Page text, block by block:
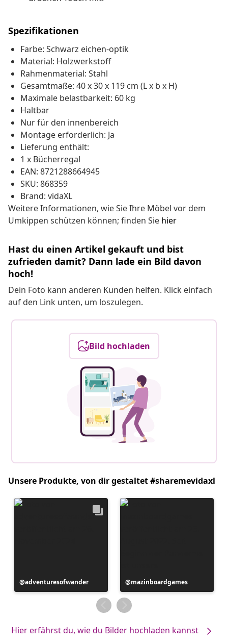
Spezifikationen
Farbe: Schwarz eichen-optik
Material: Holzwerkstoff
Rahmenmaterial: Stahl
Gesamtmaße: 40 x 30 x 119 cm (L x b x H)
Maximale belastbarkeit: 60 kg
Haltbar
Nur für den innenbereich
Montage erforderlich: Ja
Lieferung enthält:
1 x Bücherregal
EAN: 8721288664945
SKU: 868359
Brand: vidaXL
Weitere Informationen, wie Sie Ihre Möbel vor dem
Umkippen schützen können; finden Sie hier
Hast du einen Artikel gekauft und bist
zufrieden damit? Dann lade ein Bild davon
hoch!
Dein Foto kann anderen Kunden helfen. Klick einfach
auf den Link unten, um loszulegen.
Bild hochladen
Unsere Produkte, von dir gestaltet #sharemevidaxl
Beitrag
veröffentlicht
adventuresofwander
Beitrag
veröffentlicht
von
mazinboardgames
Hier erfährst du, wie du Bilder hochladen kannst